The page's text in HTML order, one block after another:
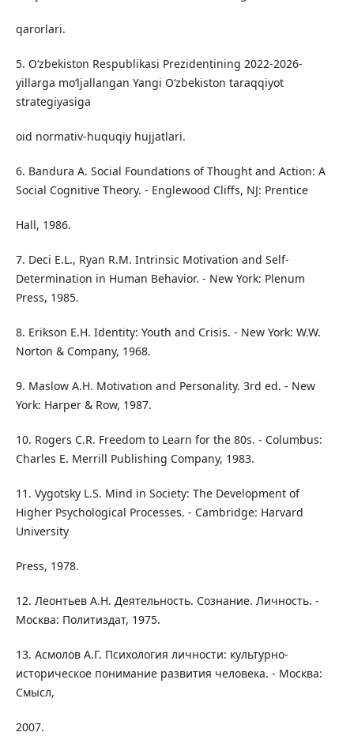
qarorlari.
5. Oʻzbekiston Respublikasi Prezidentining 2022-2026-
yillarga moʻljallangan Yangi Oʻzbekiston taraqqiyot
strategiyasiga
oid normativ-huquqiy hujjatlari.
6. Bandura A. Social Foundations of Thought and Action: A
Social Cognitive Theory. - Englewood Cliffs, NJ: Prentice
Hall, 1986.
7. Deci E.L., Ryan R.M. Intrinsic Motivation and Self-
Determination in Human Behavior. - New York: Plenum
Press, 1985.
8. Erikson E.H. Identity: Youth and Crisis. - New York: W.W.
Norton & Company, 1968.
9. Maslow A.H. Motivation and Personality. 3rd ed. - New
York: Harper & Row, 1987.
10. Rogers C.R. Freedom to Learn for the 80s. - Columbus:
Charles E. Merrill Publishing Company, 1983.
11. Vygotsky L.S. Mind in Society: The Development of
Higher Psychological Processes. - Cambridge: Harvard
University
Press, 1978.
12. Леонтьев А.Н. Деятельность. Сознание. Личность. -
Москва: Политиздат, 1975.
13. Асмолов А.Г. Психология личности: культурно-
историческое понимание развития человека. - Москва:
Смысл,
2007.